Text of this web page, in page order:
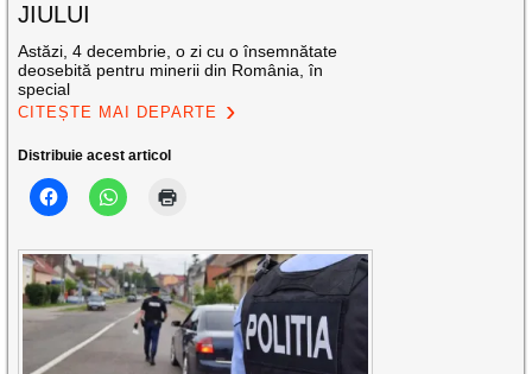
JIULUI
Astăzi, 4 decembrie, o zi cu o însemnătate
deosebită pentru minerii din România, în
special
CITEȘTE MAI DEPARTE
Distribuie acest articol